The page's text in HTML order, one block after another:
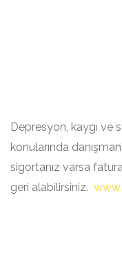
Depresyon, kaygı ve
konularında
sigortanız varsa
geri alabilirsiniz.